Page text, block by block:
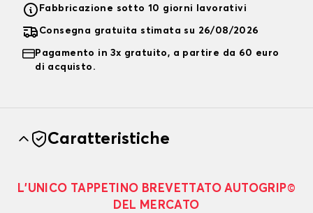
Fabbricazione sotto 10 giorni lavorativi
Consegna gratuita stimata su 26/08/2026
Pagamento in 3x gratuito, a partire da 60 euro
di acquisto.
Caratteristiche
L’UNICO TAPPETINO BREVETTATO AUTOGRIP©
DEL MERCATO